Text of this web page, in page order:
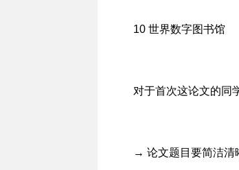
10 世界数字图书馆
对于首次这论文的同
→ 论文题目要简洁清